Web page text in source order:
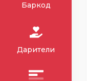
Баркод
Дарители